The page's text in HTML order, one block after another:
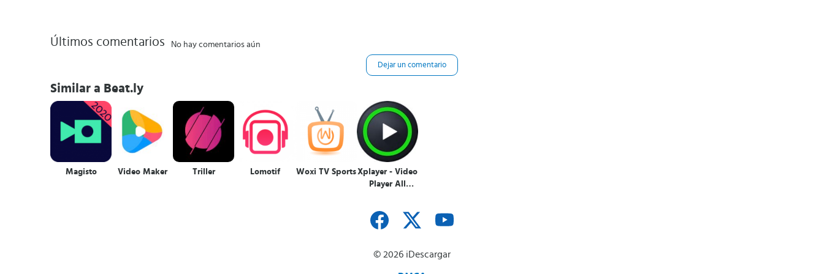
Últimos comentarios No hay comentarios aún
Dejar un comentario
Similar a Beat.ly
Magisto Video Maker Triller Lomotif Woxi TV SportsXplayer - Video
Player All
© 2026 iDescargar